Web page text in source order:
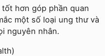
hơn góp phần quan
một số loại ung thư và
nguyên nhân.